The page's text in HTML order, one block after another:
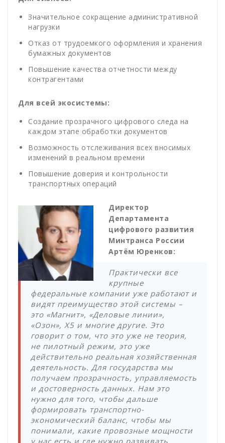
Значительное сокращение административной
нагрузки
Отказ от трудоемкого оформления и хранения
бумажных документов
Повышение качества отчетности между
контрагентами
Для всей экосистемы:
Создание прозрачного цифрового следа на
каждом этапе обработки документов
Возможность отслеживания всех вносимых
изменений в реальном времени
Повышение доверия и контрольности
транспортных операций
Директор
Департамента
цифрового развития
Минтранса России
Артём Юренков:
Практически все
крупные
федеральные компании уже работают и
видят преимущество этой системы –
это «Магнит», «Деловые линии»,
«Озон», Х5 и многие другие. Это
говорит о том, что это уже не теория,
не пилотный режим, это уже
действительно реальная хозяйственная
деятельность. Для государства мы
получаем прозрачность, управляемость
и достоверность данных. Нам это
нужно для того, чтобы дальше
формировать транспортно-
экономический баланс, чтобы мы
понимали, какие провозные мощности